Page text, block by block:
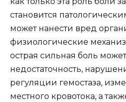
становится
может нанести вред
физиологические
острая сильная боль
недостаточность,
регуляции гемостаза,
местного кровотока, а